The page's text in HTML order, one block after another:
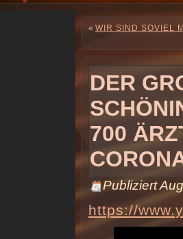
« WIR SIND SOVIEL
DER
700
Publiziert
https://